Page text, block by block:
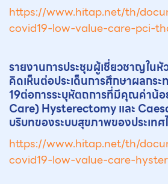
https://www.hitap.net/th/
covid19-low-value-care-pci-
รายงานการประชุมผู้เชี่ยวชาญใน
คิดเห็นต่อประเด็นการศึกษาผลกร
19ต่อการระบุหัตถการที่มีคุณค่าน้อ
Care) Hysterectomy และ
บริบทของระบบสุขภาพของประเทศ
https://www.hitap.net/th/
covid19-low-value-care-